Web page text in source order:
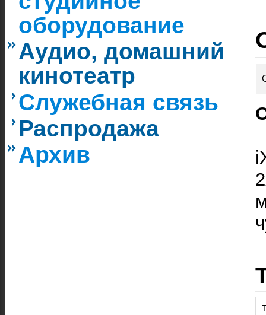
оборудование
Аудио, домашний
кинотеатр
Служебная связь
Распродажа
Архив